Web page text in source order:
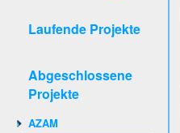
Laufende Projekte
Abgeschlossene
Projekte
AZAM